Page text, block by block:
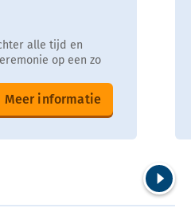
alle tijd en
op een zo
Meer informatie